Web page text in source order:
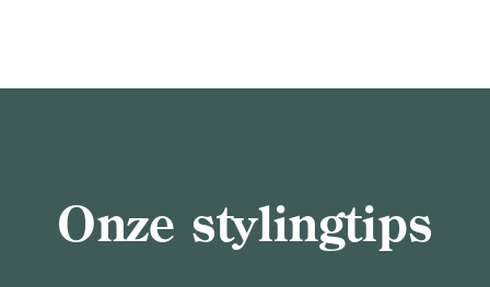
Onze stylingtips